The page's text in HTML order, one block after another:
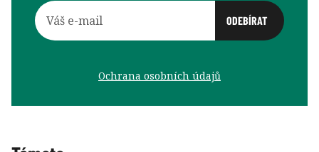
Ochrana osobních údajů